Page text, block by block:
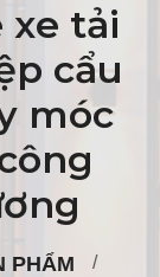
xe tải
cẩu
móc
PHẨM